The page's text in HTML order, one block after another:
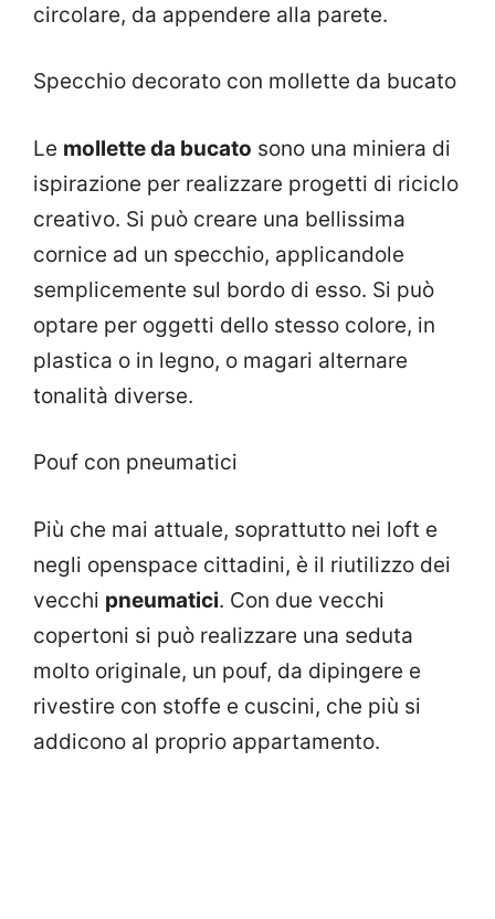
circolare, da appendere alla parete.
Specchio decorato con mollette da bucato
Le mollette da bucato sono una miniera di
ispirazione per realizzare progetti di riciclo
creativo. Si può creare una bellissima
cornice ad un specchio, applicandole
semplicemente sul bordo di esso. Si può
optare per oggetti dello stesso colore, in
plastica o in legno, o magari alternare
tonalità diverse.
Pouf con pneumatici
Più che mai attuale, soprattutto nei loft e
negli openspace cittadini, è il riutilizzo dei
vecchi pneumatici. Con due vecchi
copertoni si può realizzare una seduta
molto originale, un pouf, da dipingere e
rivestire con stoffe e cuscini, che più si
addicono al proprio appartamento.